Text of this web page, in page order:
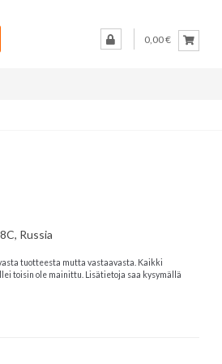
0,00 €
Russia
tuotteesta mutta vastaavasta. Kaikki
toisin ole mainittu. Lisätietoja saa kysymällä